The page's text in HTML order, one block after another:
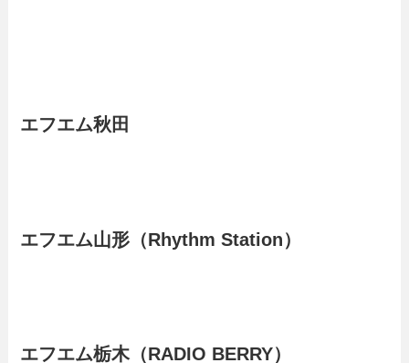
エフエム秋田
エフエム山形（Rhythm Station）
エフエム栃木（RADIO BERRY）